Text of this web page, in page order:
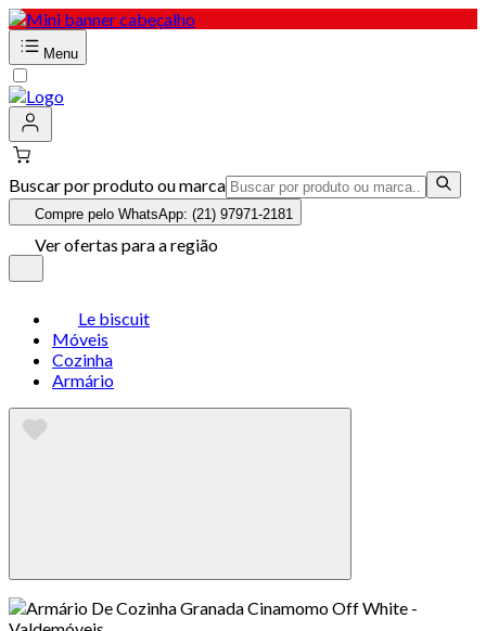
Menu
Buscar por produto ou marca
Compre pelo WhatsApp: (21) 97971-2181
Ver ofertas para a região
Le biscuit
Móveis
Cozinha
Armário